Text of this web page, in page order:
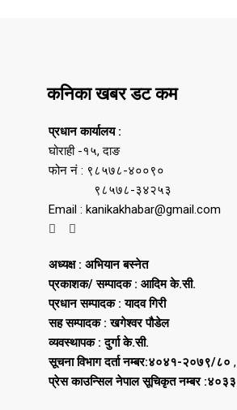
कनिका खबर डट कम
प्रधान कार्यालय :
घोराही -१५, दाङ
फोन नं : ९८५७८-४००९०
९८५७८-३४२५३
Email : kanikakhabar@gmail.com
अध्यक्ष : अभियान बस्नेत
प्रकाशक/ सम्पादक : आदिम के.सी.
प्रधान सम्पादक : यादव गिरी
सह सम्पादक : खगेश्वर पौडेल
व्यवस्थापक : दुर्गा के.सी.
सूचना विभाग दर्ता नम्बर:४०४१-२०७९/८० ,
प्रेस काउन्सिल नेपाल सूचिकृत नम्बर :४०३३